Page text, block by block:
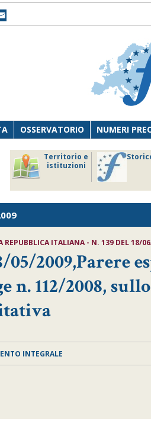
OSSERVATORIO NUMERI
Territorio e
istituzioni
REPUBBLICA ITALIANA - N. 139 DEL 18/
2009,Parere
n. 112/2008,
INTEGRALE